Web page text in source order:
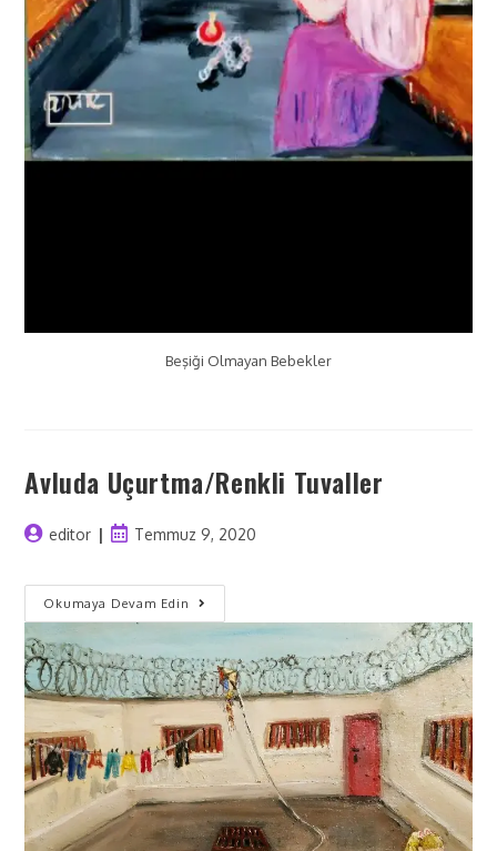
Beşiği Olmayan Bebekler
Avluda Uçurtma/Renkli Tuvaller
editor Temmuz 9, 2020
Okumaya Devam Edin